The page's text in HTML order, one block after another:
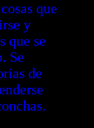
que
y
que se
Se
de